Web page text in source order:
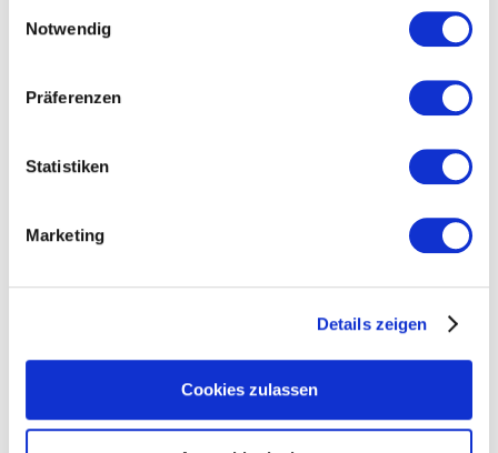
Notwendig
Präferenzen
Statistiken
Marketing
Details zeigen
Cookies zulassen
Ökodesign-Verordnung: Rechtsakt zu
Ausnahmeregelungen veröffentlicht
Ökodesign-Verordnung im EU-Amtsblatt
Nach Sondierungen: kein „Weiter so“ –
Sondierungsergebnisse, fordert aber
Schlüsselindustrien und mittelständischer
erhalten Techtextil Innovation Awards
Zwei Forschungsprojekte von DITF haben
Award erhalten: Das NUO Flexholz und